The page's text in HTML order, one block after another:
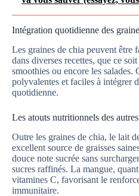
Intégration quotidienne des
Les graines de chia peuvent être
dans diverses recettes, que ce
smoothies ou encore les salades.
polyvalentes et faciles à intégrer
quotidienne.
Les atouts nutritionnels des
Outre les graines de chia, le lait
excellent source de graisses
douce note sucrée sans
sucres raffinés. La mangue,
vitamines C, favorisant le
immunitaire.